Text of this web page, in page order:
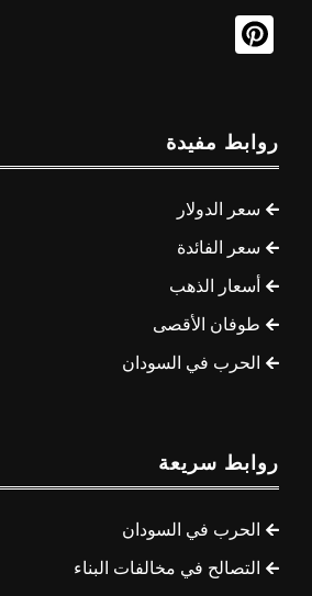
روابط مفيدة
سعر الدولار
سعر الفائدة
أسعار الذهب
طوفان الأقصى
الحرب في السودان
روابط سريعة
الحرب في السودان
التصالح في مخالفات البناء